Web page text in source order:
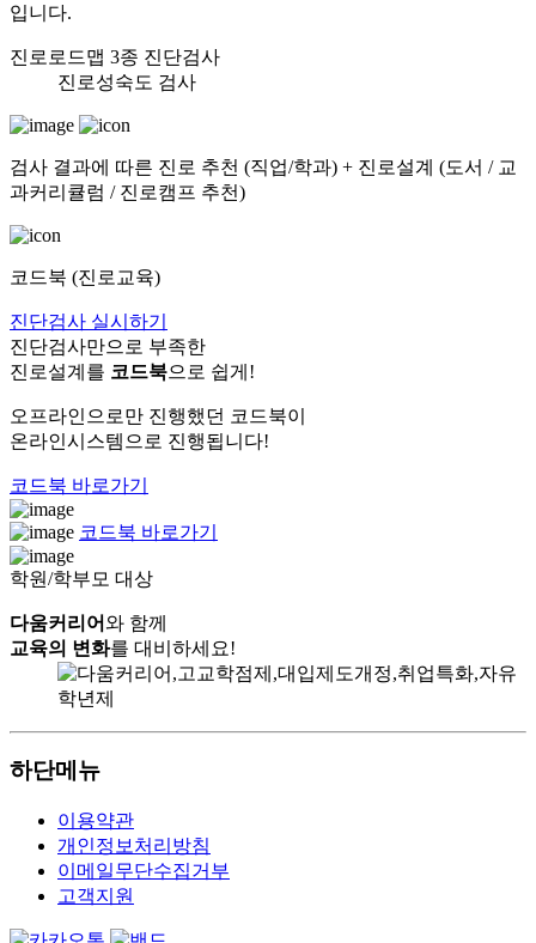
입니다.
진로로드맵 3종 진단검사
진로성숙도 검사
검사 결과에 따른 진로 추천 (직업/학과) + 진로설계 (도서 / 교
과커리큘럼 / 진로캠프 추천)
코드북 (진로교육)
진단검사 실시하기
진단검사만으로 부족한
진로설계를 코드북으로 쉽게!
오프라인으로만 진행했던 코드북이
온라인시스템으로 진행됩니다!
코드북 바로가기
코드북 바로가기
학원/학부모 대상
다움커리어와 함께
교육의 변화를 대비하세요!
하단메뉴
이용약관
개인정보처리방침
이메일무단수집거부
고객지원